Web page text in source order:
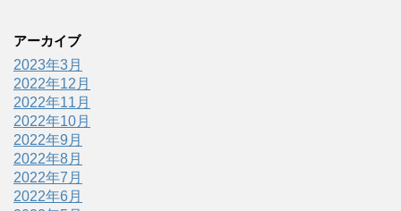
アーカイブ
2023年3月
2022年12月
2022年11月
2022年10月
2022年9月
2022年8月
2022年7月
2022年6月